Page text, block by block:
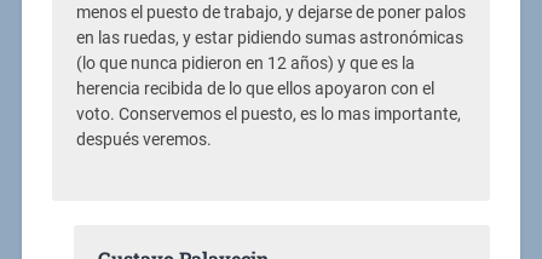
menos el puesto de trabajo, y dejarse de poner palos
en las ruedas, y estar pidiendo sumas astronómicas
(lo que nunca pidieron en 12 años) y que es la
herencia recibida de lo que ellos apoyaron con el
voto. Conservemos el puesto, es lo mas importante,
después veremos.